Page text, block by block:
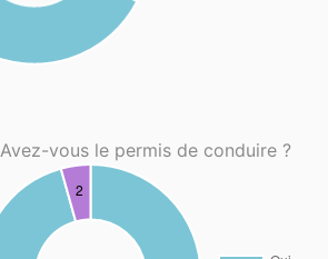
Avez-vous le permis de conduire ?